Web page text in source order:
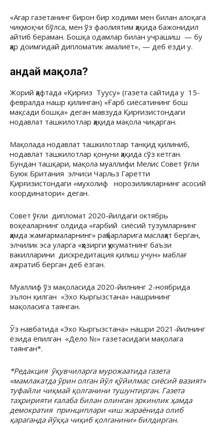
«Агар газетанинг бирон бир ходими мен билан алоқага
чиқмоқчи бўлса, мен ўз фаолиятим ҳақида бажонидил
айтиб бераман. Бошқа одамлар билан учрашиш — бу
ҳар доимгидай дипломатик амалиёт», — деб ёзди у.
Қандай мақола?
Жорий ҳафтада «Қирғиз Туусу» (газета сайтида у 15-
февралда нашр қилинган) «Ғарб сиёсатининг бош
мақсади бошқа» деган мавзуда Қирғизистондаги
нодавлат ташкилотлар ҳақида мақола чиқарган.
Мақолада нодавлат ташкилотлар танқид қилиниб,
нодавлат ташкилотлар қонуни ҳақида сўз кетган.
Бундан ташқари, мақола муаллифи Мелис Совет ўғли
Буюк Британия элчиси Чарльз Гаретти
Қирғизистондаги «мухолиф норозиликларнинг асосий
координатори» деган.
Совет ўғли дипломат 2020-йилдаги октябрь
воқеаларнинг олдида «ғарбий сиёсий тузумларнинг
ҳамда жамғармаларнинг» раҳбарларига маслаҳат берган,
элчилик эса уларга «ҳозирги ҳукуматнинг баъзи
вакилларини дискредитация қилиш учун» маблағ
ажратиб берган деб ёзган.
Муаллиф ўз мақоласида 2020-йилнинг 2-ноябрида
эълон қилган «Эхо Кыргызстана» нашрининг
мақоласига таянган.
Ўз навбатида «Эхо Кыргызстана» нашри 2021-йилнинг
ёзида ёпилган «Дело №» газетасидаги мақолага
таянган*.
*Редакция ўқувчиларга мурожаатида газета
«мамлакатда ўрин олган йўл қўйилмас сиёсий вазият»
туфайли чиқмай қолганини тушунтирган. Газета
таҳририяти ғалаба билан олинган эркинлик ҳамда
демократия принциплари «иш жараёнида олиб
қараганда йўққа чиқиб қолганини» билдирган.